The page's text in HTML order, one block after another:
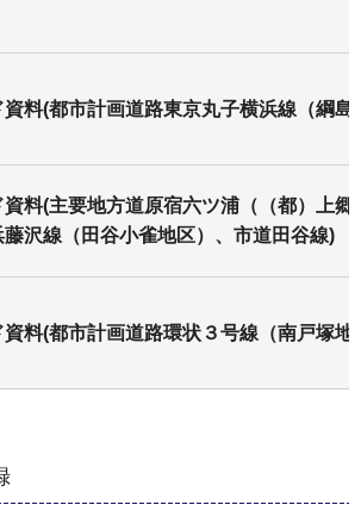
料(都市計画道路東京丸子横浜線（綱島
料(主要地方道原宿六ツ浦（（都）上郷
沢線（田谷小雀地区）、市道田谷線)
料(都市計画道路環状３号線（南戸塚地